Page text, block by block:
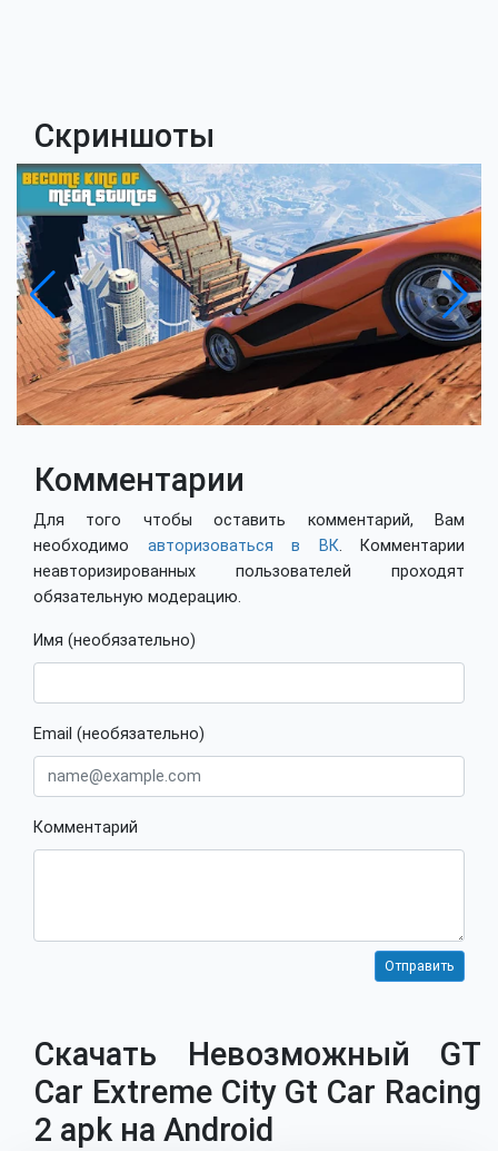
Скриншоты
Комментарии
Для того чтобы оставить комментарий, Вам
необходимо авторизоваться в ВК. Комментарии
неавторизированных пользователей проходят
обязательную модерацию.
Имя (необязательно)
Email (необязательно)
Комментарий
Скачать Невозможный GT
Car Extreme City Gt Car Racing
2 apk на Android